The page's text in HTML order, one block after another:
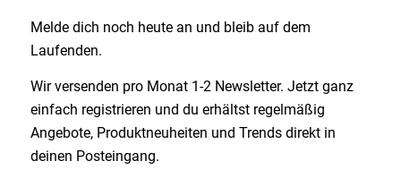
Melde dich noch heute an und bleib auf dem
Laufenden.
Wir versenden pro Monat 1-2 Newsletter. Jetzt ganz
einfach registrieren und du erhältst regelmäßig
Angebote, Produktneuheiten und Trends direkt in
deinen Posteingang.